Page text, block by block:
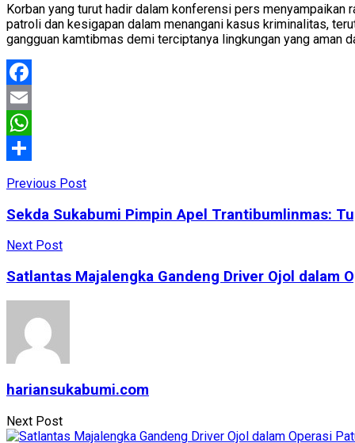
Korban yang turut hadir dalam konferensi pers
patroli dan kesigapan dalam menangani kasus kriminalitas,
gangguan kamtibmas demi terciptanya lingkungan yang aman
Facebook
Email
WhatsApp
Previous Post
Sekda Sukabumi Pimpin Apel Trantibumlinmas:
Next Post
Satlantas Majalengka Gandeng Driver Ojol dalam
hariansukabumi.com
Next Post